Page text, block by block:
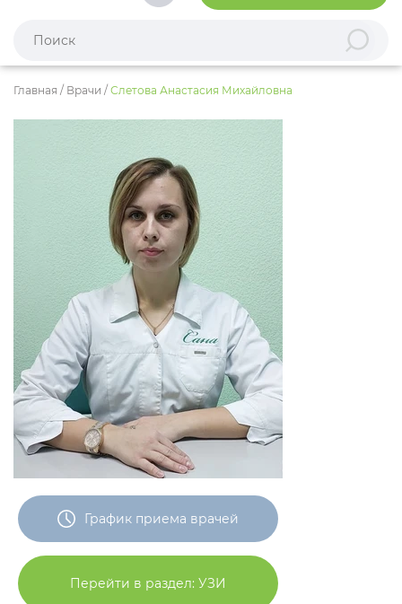
Главная / Врачи / Слетова Анастасия Михайловна
График приема врачей
Перейти в раздел: УЗИ